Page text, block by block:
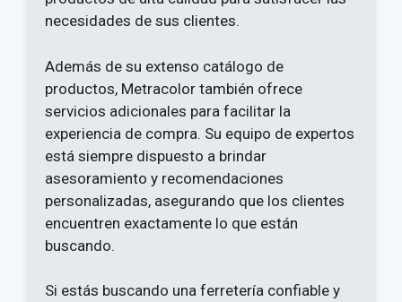
necesidades de sus clientes.
Además de su extenso catálogo de
productos, Metracolor también ofrece
servicios adicionales para facilitar la
experiencia de compra. Su equipo de expertos
está siempre dispuesto a brindar
asesoramiento y recomendaciones
personalizadas, asegurando que los clientes
encuentren exactamente lo que están
buscando.
Si estás buscando una ferretería confiable y